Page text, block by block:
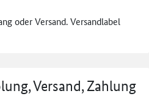
oder Versand. Versandlabel
Versand, Zahlung